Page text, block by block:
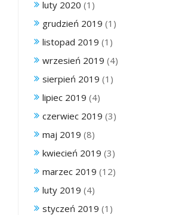
luty 2020 (1)
grudzień 2019 (1)
listopad 2019 (1)
wrzesień 2019 (4)
sierpień 2019 (1)
lipiec 2019 (4)
czerwiec 2019 (3)
maj 2019 (8)
kwiecień 2019 (3)
marzec 2019 (12)
luty 2019 (4)
styczeń 2019 (1)